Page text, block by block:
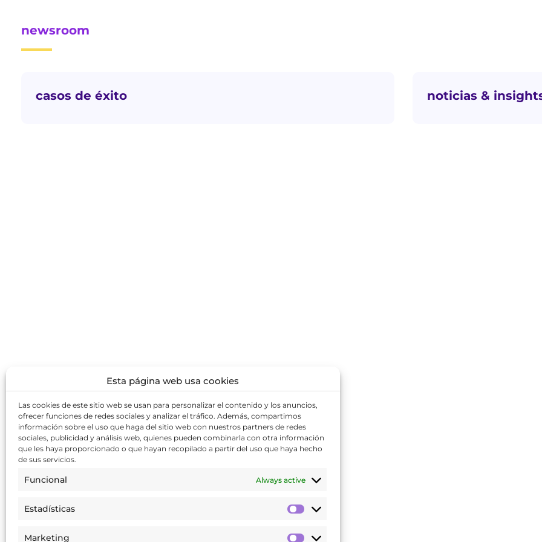
Esta página web usa cookies
Las cookies de este sitio web se usan para personalizar el contenido y los anuncios,
ofrecer funciones de redes sociales y analizar el tráfico. Además, compartimos
información sobre el uso que haga del sitio web con nuestros partners de redes
sociales, publicidad y análisis web, quienes pueden combinarla con otra información
que les haya proporcionado o que hayan recopilado a partir del uso que haya hecho
de sus servicios.
Funcional Always active
Estadísticas
Marketing
newsroom
casos de éxito noticias &